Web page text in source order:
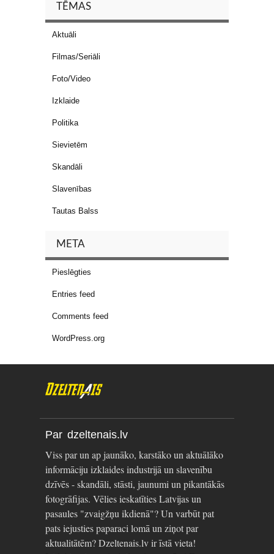
TĒMAS
Aktuāli
Filmas/Seriāli
Foto/Video
Izklaide
Politika
Sievietēm
Skandāli
Slavenības
Tautas Balss
META
Pieslēgties
Entries feed
Comments feed
WordPress.org
Par dzeltenais.lv
Viss par un ap jaunāko, karstāko un aktuālāko
informāciju izklaides industrijā un slavenību
dzīvēs - skandāli, stāsti, jaunumi un pikantākās
fotogrāfijas. Vēlies ieskatīties Latvijas un
pasaules "zvaigžņu ikdienā"? Un varbūt pat
pats iejusties paparaci lomā un ziņot par
aktualitātēm? Dzeltenais.lv ir īstā vieta!